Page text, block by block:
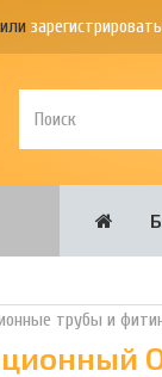
или
трубы и